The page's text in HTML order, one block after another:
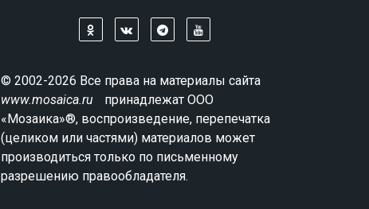
© 2002-2026 Все права на материалы сайта
www.mosaica.ru
принадлежат ООО
«Мозаика»®, воспроизведение, перепечатка
(целиком или частями) материалов может
производиться только по письменному
разрешению правообладателя.